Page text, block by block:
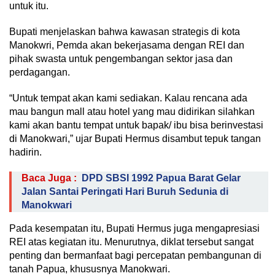
untuk itu.
Bupati menjelaskan bahwa kawasan strategis di kota
Manokwri, Pemda akan bekerjasama dengan REI dan
pihak swasta untuk pengembangan sektor jasa dan
perdagangan.
“Untuk tempat akan kami sediakan. Kalau rencana ada
mau bangun mall atau hotel yang mau didirikan silahkan
kami akan bantu tempat untuk bapak/ ibu bisa berinvestasi
di Manokwari,” ujar Bupati Hermus disambut tepuk tangan
hadirin.
Baca Juga :
DPD SBSI 1992 Papua Barat Gelar
Jalan Santai Peringati Hari Buruh Sedunia di
Manokwari
Pada kesempatan itu, Bupati Hermus juga mengapresiasi
REI atas kegiatan itu. Menurutnya, diklat tersebut sangat
penting dan bermanfaat bagi percepatan pembangunan di
tanah Papua, khususnya Manokwari.